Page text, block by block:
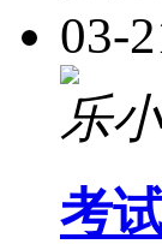
03-
乐
考